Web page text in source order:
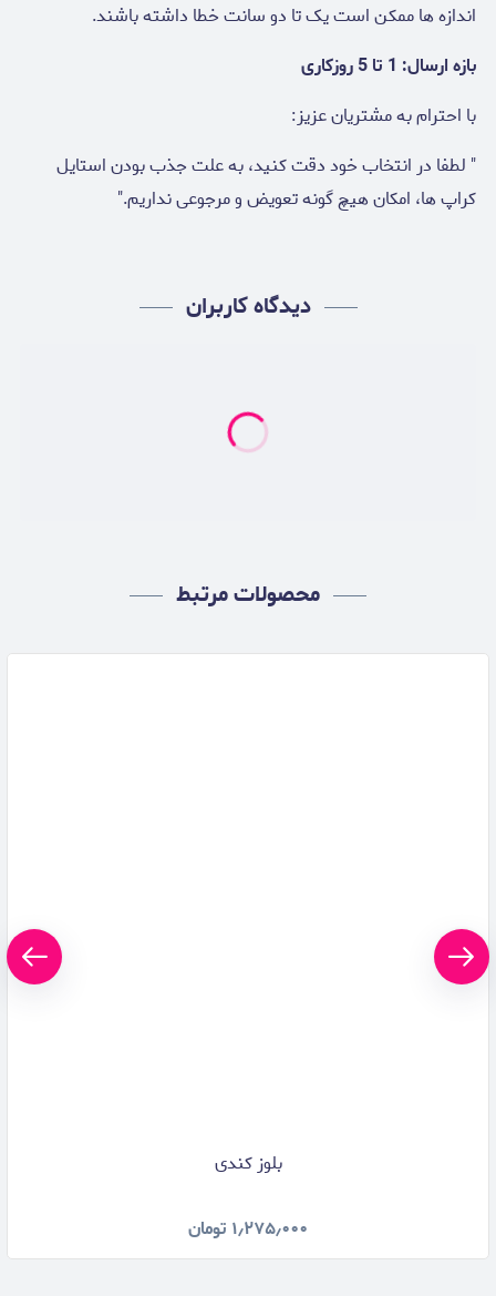
اندازه ها ممکن است یک تا دو سانت خطا داشته باشند.
بازه ارسال: 1 تا 5 روزکاری
با احترام به مشتریان عزیز:
" لطفا در انتخاب خود دقت کنید، به علت جذب بودن استایل
کراپ ها، امکان هیچ گونه تعویض و مرجوعی نداریم."
دیدگاه کاربران
محصولات مرتبط
بلوز کندی
۱٫۲۷۵٫۰۰۰ تومان